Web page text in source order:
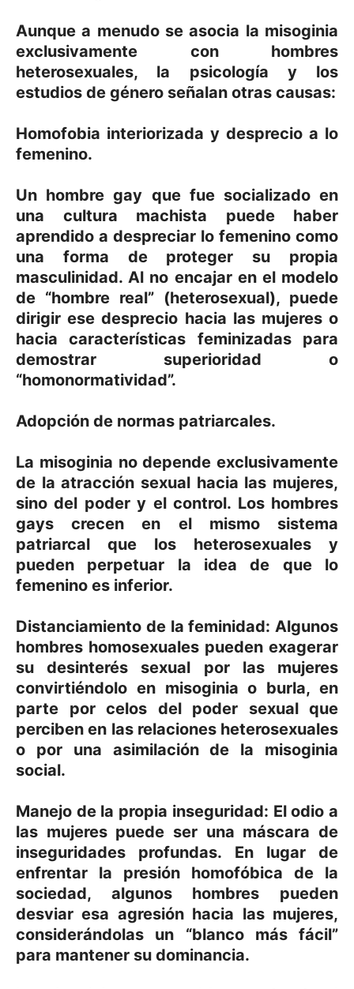
Aunque a menudo se asocia la misoginia
exclusivamente con hombres
heterosexuales, la psicología y los
estudios de género señalan otras causas:
Homofobia interiorizada y desprecio a lo
femenino.
Un hombre gay que fue socializado en
una cultura machista puede haber
aprendido a despreciar lo femenino como
una forma de proteger su propia
masculinidad. Al no encajar en el modelo
de “hombre real” (heterosexual), puede
dirigir ese desprecio hacia las mujeres o
hacia características feminizadas para
demostrar superioridad o
“homonormatividad”.
Adopción de normas patriarcales.
La misoginia no depende exclusivamente
de la atracción sexual hacia las mujeres,
sino del poder y el control. Los hombres
gays crecen en el mismo sistema
patriarcal que los heterosexuales y
pueden perpetuar la idea de que lo
femenino es inferior.
Distanciamiento de la feminidad: Algunos
hombres homosexuales pueden exagerar
su desinterés sexual por las mujeres
convirtiéndolo en misoginia o burla, en
parte por celos del poder sexual que
perciben en las relaciones heterosexuales
o por una asimilación de la misoginia
social.
Manejo de la propia inseguridad: El odio a
las mujeres puede ser una máscara de
inseguridades profundas. En lugar de
enfrentar la presión homofóbica de la
sociedad, algunos hombres pueden
desviar esa agresión hacia las mujeres,
considerándolas un “blanco más fácil”
para mantener su dominancia.